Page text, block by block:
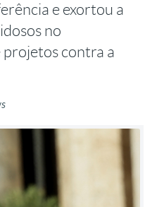
e exortou a
no
contra a